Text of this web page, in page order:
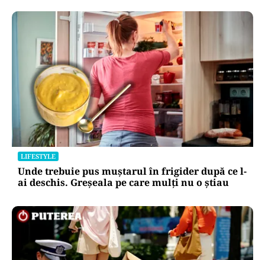
LIFESTYLE
Unde trebuie pus muștarul în frigider după ce l-
ai deschis. Greșeala pe care mulți nu o știau